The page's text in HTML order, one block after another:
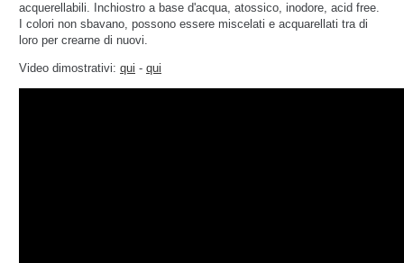
acquerellabili.
Inchiostro a base d'acqua, atossico, inodore, acid free.
I colori non sbavano, possono essere miscelati e acquarellati tra di
loro per crearne di nuovi.
Video dimostrativi: qui - qui